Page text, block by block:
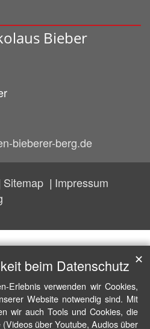
Bieber
bieberer-berg.de
Sitemap
Impressum
beim Datenschutz
Erlebnis verwenden wir Cookies,
Website notwendig sind. Mit
wir auch Tools und Cookies, die
über Youtube, Audios über
✕